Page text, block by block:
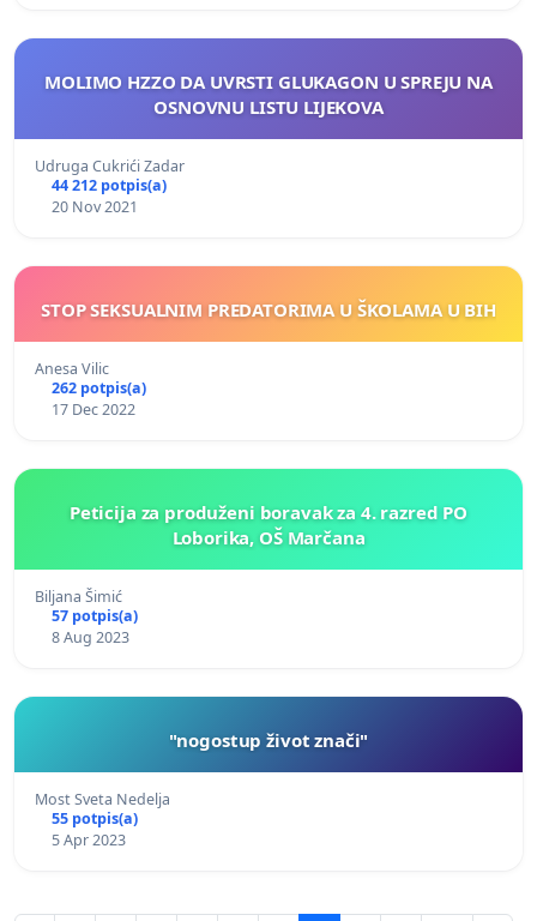
MOLIMO HZZO DA UVRSTI GLUKAGON U SPREJU NA
OSNOVNU LISTU LIJEKOVA
Udruga Cukrići Zadar
44 212 potpis(a)
20 Nov 2021
STOP SEKSUALNIM PREDATORIMA U ŠKOLAMA U BIH
Anesa Vilic
262 potpis(a)
17 Dec 2022
Peticija za produženi boravak za 4. razred PO
Loborika, OŠ Marčana
Biljana Šimić
57 potpis(a)
8 Aug 2023
"nogostup život znači"
Most Sveta Nedelja
55 potpis(a)
5 Apr 2023